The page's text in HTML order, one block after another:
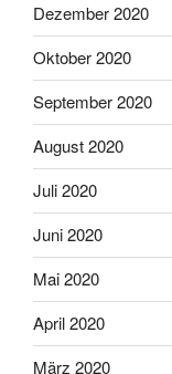
Dezember 2020
Oktober 2020
September 2020
August 2020
Juli 2020
Juni 2020
Mai 2020
April 2020
März 2020